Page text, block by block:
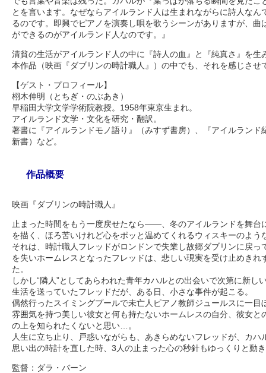
とを言います。なぜならアイルランド人は生まれながらに詩人な
るのです。即興でピアノを演奏し唄を歌うシーンがありますが、曲
ができるのがアイルランド人なのです。』
清貧の生活がアイルランド人の中に『詩人の血』と『純真さ』を生
本作品（映画『ダブリンの時計職人』）の中でも、それを感じさせ
【ゲスト・プロフィール】
栩木伸明（とちぎ・のぶあき）
早稲田大学文学学術院教授。1958年東京生まれ。
アイルランド文学・文化を研究・翻訳。
著書に『アイルランドモノ語り』（みすず書房）、『アイルランド
新書）など。
作品概要
映画『ダブリンの時計職人』
止まった時間をもう一度戻せたなら——、冬のアイルランドを舞台
を描く、ほろ苦いけれど心をポッと温めてくれるウィスキーのよう
それは、時計職人フレッドがロンドンで失業し故郷ダブリンに戻っ
を失いホームレスとなったフレッドは、悲しい現実を受け止めきれ
た。
しかし“隣人”としてあらわれた青年カハルとの出会いで次第に新し
生活を送っていたフレッドだが、ある日、小さな事件が起こる。
偶然行ったスイミングプールで未亡人ピアノ教師ジュールスに一目
雰囲気を持つ美しい彼女と何も持たないホームレスの自分、彼女と
の上を知られたくないと思い…。
人生に立ち止り、戸惑いながらも、あきらめないフレッドが、カ
思い出の時計を直した時、3人の止まった心の秒針もゆっくりと動
監督：ダラ・バーン